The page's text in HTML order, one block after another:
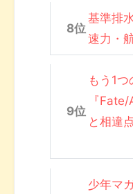
基準排
速力・
もう1
『
と相違
少年マ